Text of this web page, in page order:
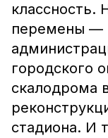
классность.
перемены —
городского
скалодрома
стадиона. И